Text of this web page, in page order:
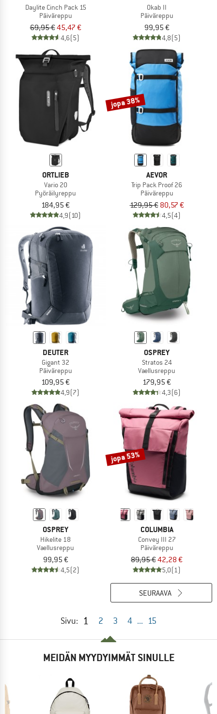
Daylite Cinch Pack 15
Päiväreppu
69,95 €45,47 €
4,6(5)
Okab II
Päiväreppu
99,95 €
4,8(5)
ORTLIEB
Vario 20
Pyöräilyreppu
184,95 €
4,9(10)
jopa 38%
AEVOR
Trip Pack Proof 26
Päiväreppu
129,95 € 80,57 €
4,5(4)
DEUTER
Gigant 32
Päiväreppu
109,95 €
4,9(7)
OSPREY
Stratos 24
Vaellusreppu
179,95 €
4,3(6)
OSPREY
Hikelite 18
Vaellusreppu
99,95 €
4,5(2)
jopa 53%
COLUMBIA
Convey III 27
Päiväreppu
89,95 €42,28 €
5,0(1)
Sivu: 1 2 3 4 ... 15
SEURAAVA
MEIDÄN MYYDYIMMÄT SINULLE